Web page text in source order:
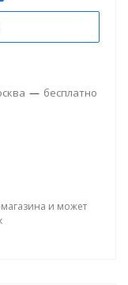
— бесплатно
магазина и может